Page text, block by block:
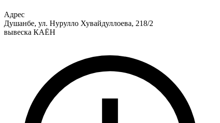
Адрес
Душанбе, ул. Нурулло Хувайдуллоева, 218/2
вывеска КАЁН